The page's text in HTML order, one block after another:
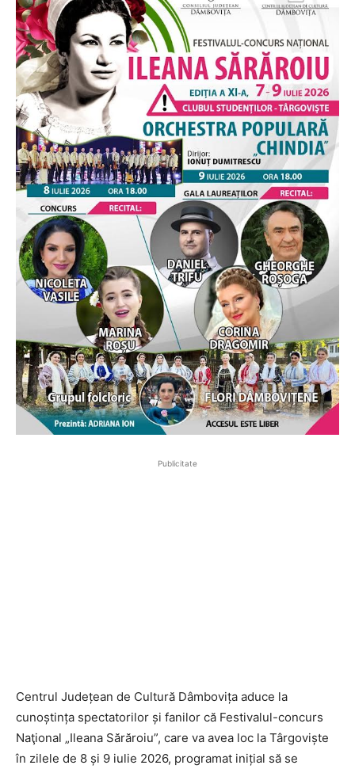
Publicitate
Centrul Județean de Cultură Dâmbovița aduce la
cunoștința spectatorilor și fanilor că Festivalul-concurs
Naţional „Ileana Sărăroiu”, care va avea loc la Târgoviște
în zilele de 8 și 9 iulie 2026, programat inițial să se